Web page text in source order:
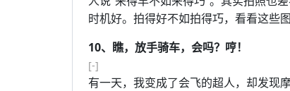
时机好。拍得好不如拍得巧，看看这些
10、瞧，放手骑车，会吗？哼！
[-]
有一天，我变成了会飞的超人，却发现